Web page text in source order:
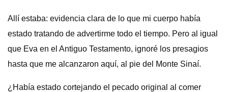
Allí estaba: evidencia clara de lo que mi cuerpo había
estado tratando de advertirme todo el tiempo. Pero al igual
que Eva en el Antiguo Testamento, ignoré los presagios
hasta que me alcanzaron aquí, al pie del Monte Sinaí.
¿Había estado cortejando el pecado original al comer